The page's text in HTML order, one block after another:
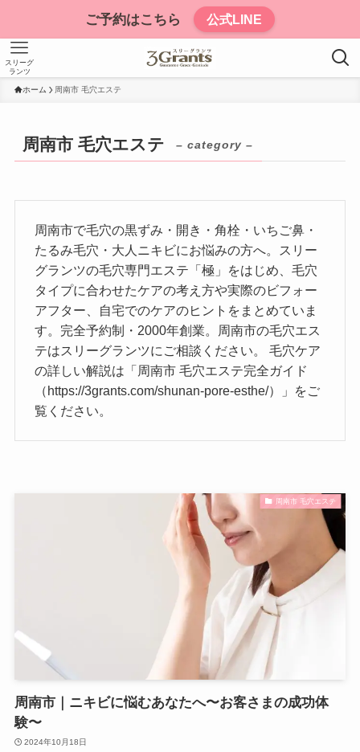
ご予約はこちら 公式LINE
スリーグ
ランツ
ホーム 周南市 毛穴エステ
周南市 毛穴エステ – category –
周南市で毛穴の黒ずみ・開き・角栓・いちご鼻・
たるみ毛穴・大人ニキビにお悩みの方へ。スリー
グランツの毛穴専門エステ「極」をはじめ、毛穴
タイプに合わせたケアの考え方や実際のビフォー
アフター、自宅でのケアのヒントをまとめていま
す。完全予約制・2000年創業。周南市の毛穴エス
テはスリーグランツにご相談ください。 毛穴ケア
の詳しい解説は「周南市 毛穴エステ完全ガイド
（https://3grants.com/shunan-pore-esthe/）」をご
覧ください。
周南市 毛穴エステ
周南市｜ニキビに悩むあなたへ〜お客さまの成功体
験〜
2024年10月18日